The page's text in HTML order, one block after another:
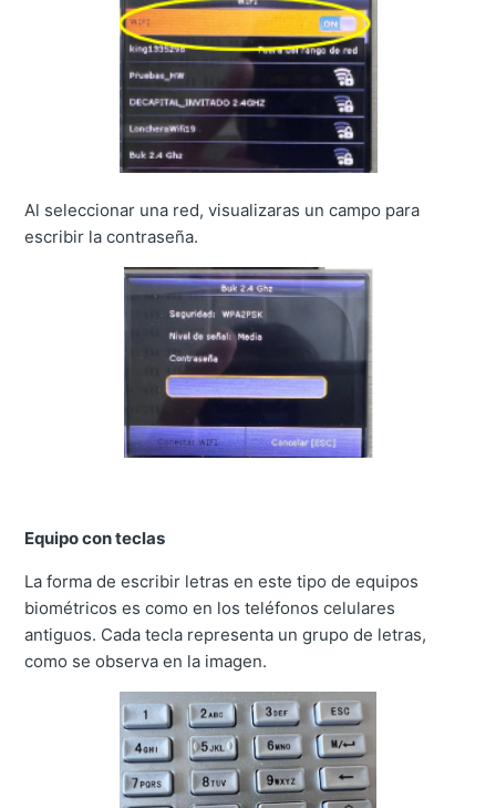
Al seleccionar una red, visualizaras un campo para
escribir la contraseña.
Equipo con teclas
La forma de escribir letras en este tipo de equipos
biométricos es como en los teléfonos celulares
antiguos. Cada tecla representa un grupo de letras,
como se observa en la imagen.